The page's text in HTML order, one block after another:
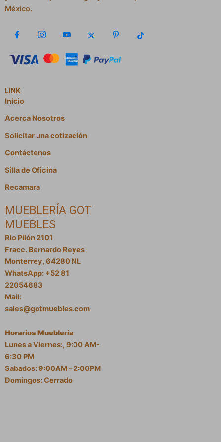
México.
LINK
Inicio
Acerca Nosotros
Solicitar una cotización
Contáctenos
Silla de Oficina
Recamara
MUEBLERÍA GOT
MUEBLES
Rio Pilón 2101
Fracc. Bernardo Reyes
Monterrey, 64280 NL
WhatsApp: +52 81
22054683
Mail:
sales@gotmuebles.com
Horarios Muebleria
Lunes a Viernes:, 9:00 AM-
6:30 PM
Sabados: 9:00AM – 2:00PM
Domingos: Cerrado